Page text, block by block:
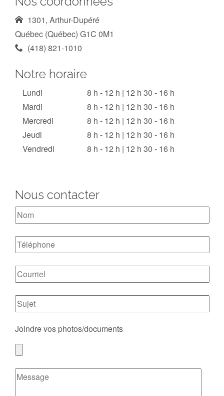
1301, Arthur-Dupéré
Québec (Québec) G1C 0M1
(418) 821-1010
Notre horaire
Lundi
Mardi
Mercredi
Jeudi
Vendredi
8 h - 12 h | 12 h 30 - 16 h
8 h - 12 h | 12 h 30 - 16 h
8 h - 12 h | 12 h 30 - 16 h
8 h - 12 h | 12 h 30 - 16 h
8 h - 12 h | 12 h 30 - 16 h
Nous contacter
Joindre vos photos/documents